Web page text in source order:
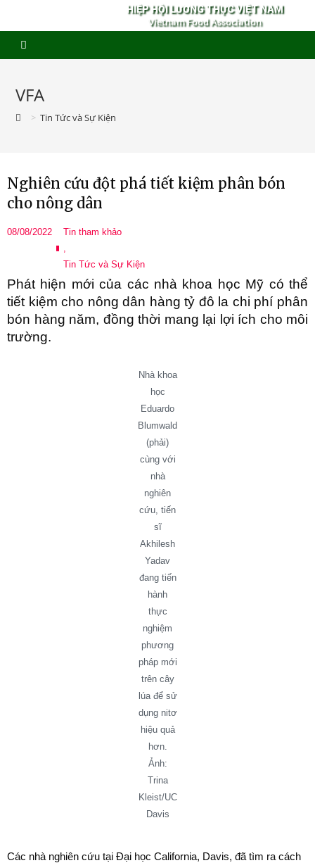
HIỆP HỘI LƯƠNG THỰC VIỆT NAM
Vietnam Food Association
VFA
> Tin Tức và Sự Kiện
Nghiên cứu đột phá tiết kiệm phân bón
cho nông dân
08/08/2022
Tin tham khảo
,
Tin Tức và Sự Kiện
Phát hiện mới của các nhà khoa học Mỹ có thể
tiết kiệm cho nông dân hàng tỷ đô la chi phí phân
bón hàng năm, đồng thời mang lại lợi ích cho môi
trường.
Nhà khoa
học
Eduardo
Blumwald
(phải)
cùng với
nhà
nghiên
cứu, tiến
sĩ
Akhilesh
Yadav
đang tiến
hành
thực
nghiệm
phương
pháp mới
trên cây
lúa để sử
dụng nitơ
hiệu quả
hơn.
Ảnh:
Trina
Kleist/UC
Davis
Các nhà nghiên cứu tại Đại học California, Davis, đã tìm ra cách